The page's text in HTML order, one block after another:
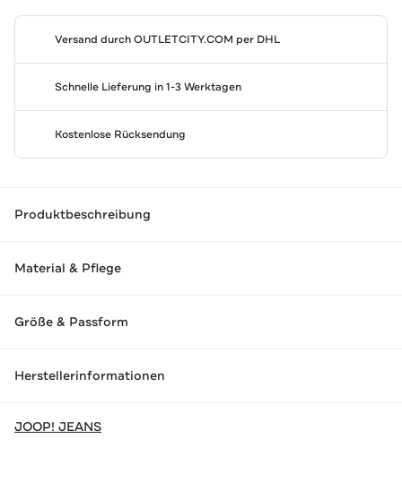
Versand durchOUTLETCITY.COM per DHL
Schnelle Lieferung in 1-3 Werktagen
Kostenlose Rücksendung
Produktbeschreibung
Material & Pflege
Größe & Passform
Herstellerinformationen
JOOP! JEANS